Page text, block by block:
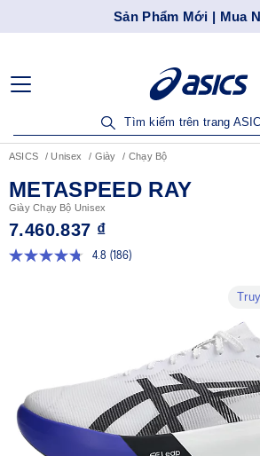
Sản Phẩm Mới | Mua
Tìm kiếm trên trang
ASICS Unisex Giày Chạy Bộ
METASPEED RAY
Giày Chạy Bộ Unisex
7.460.837 ₫
4.8 Đọc
tương
tự.
(186)